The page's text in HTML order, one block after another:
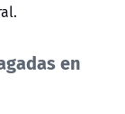
en